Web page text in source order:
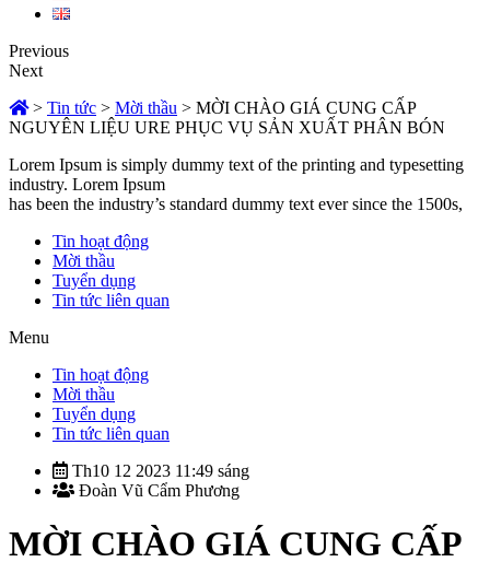
Previous
Next
> Tin tức > Mời thầu > MỜI CHÀO GIÁ CUNG CẤP
NGUYÊN LIỆU URE PHỤC VỤ SẢN XUẤT PHÂN BÓN
Lorem Ipsum is simply dummy text of the printing and typesetting
industry. Lorem Ipsum
has been the industry’s standard dummy text ever since the 1500s,
Tin hoạt động
Mời thầu
Tuyển dụng
Tin tức liên quan
Menu
Tin hoạt động
Mời thầu
Tuyển dụng
Tin tức liên quan
Th10 12 2023 11:49 sáng
Đoàn Vũ Cẩm Phương
MỜI CHÀO GIÁ CUNG CẤP